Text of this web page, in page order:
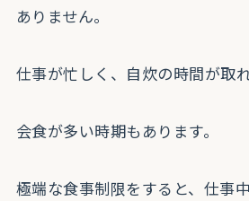
ありません。
仕事が忙しく、自炊の時間が取
会食が多い時期もあります。
極端な食事制限をすると、仕事